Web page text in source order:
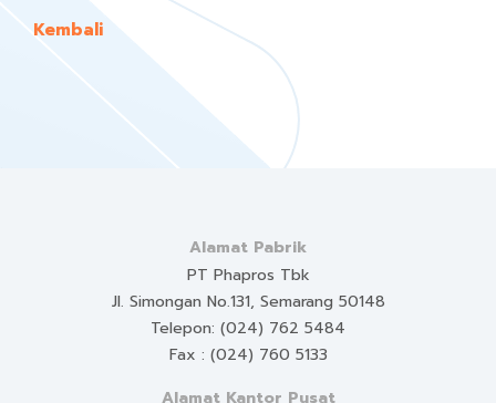
Kembali
Alamat Pabrik
PT Phapros Tbk
Jl. Simongan No.131, Semarang 50148
Telepon: (024) 762 5484
Fax : (024) 760 5133
Alamat Kantor Pusat